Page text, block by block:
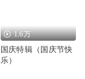
1.6万
国庆特辑（国庆节快
乐）